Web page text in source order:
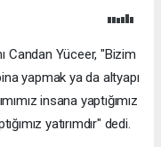
Candan Yüceer, "Bizim
yapmak ya da altyapı
insana yaptığımız
yatırımdır" dedi.